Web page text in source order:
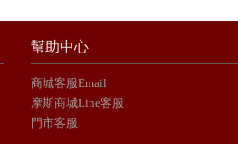
幫助中心
商城客服Email
摩斯商城Line客服
門市客服